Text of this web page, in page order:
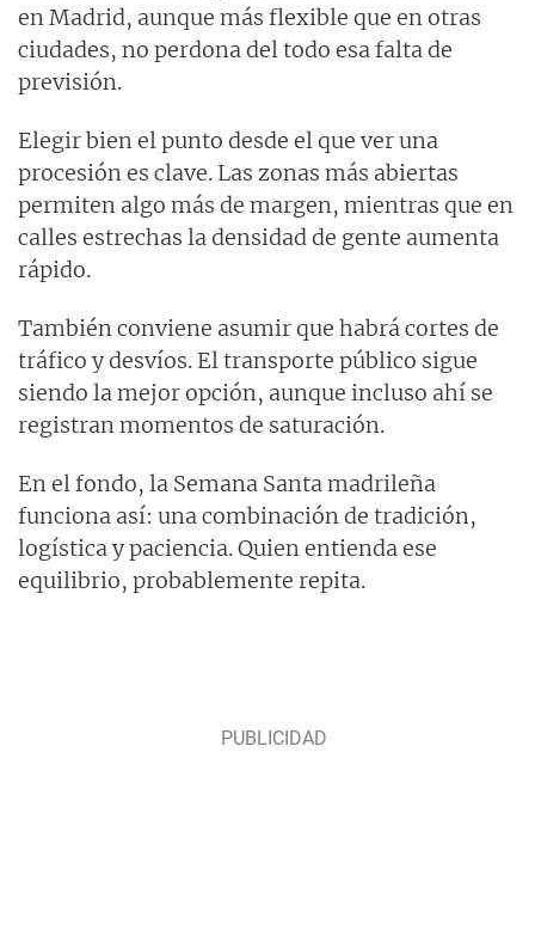
en Madrid, aunque más flexible que en otras
ciudades, no perdona del todo esa falta de
previsión.
Elegir bien el punto desde el que ver una
procesión es clave. Las zonas más abiertas
permiten algo más de margen, mientras que en
calles estrechas la densidad de gente aumenta
rápido.
También conviene asumir que habrá cortes de
tráfico y desvíos. El transporte público sigue
siendo la mejor opción, aunque incluso ahí se
registran momentos de saturación.
En el fondo, la Semana Santa madrileña
funciona así: una combinación de tradición,
logística y paciencia. Quien entienda ese
equilibrio, probablemente repita.